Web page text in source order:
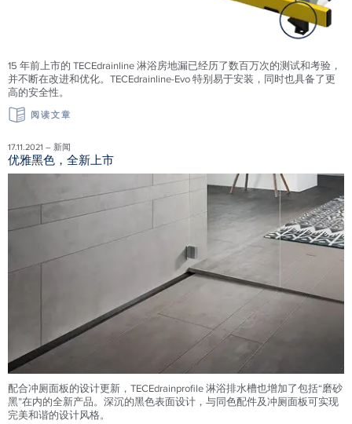
15 年前上市的 TECEdrainline 淋浴房地漏已经历了数百万次的测试和考验，
并不断在改进和优化。TECEdrainline-Evo 特别易于安装，同时也具备了更
高的安全性。
阅读文章
17.11.2021 – 新闻
优雅黑色，全新上市
配合冲厕面板的设计更新，TECEdrainprofile 淋浴排水槽也增加了包括“磨砂
黑”在内的全新产品。深沉的黑色表面设计，与同色配件及冲厕面板可实现
完美和谐的设计风格。